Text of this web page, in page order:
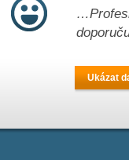
Ukázat